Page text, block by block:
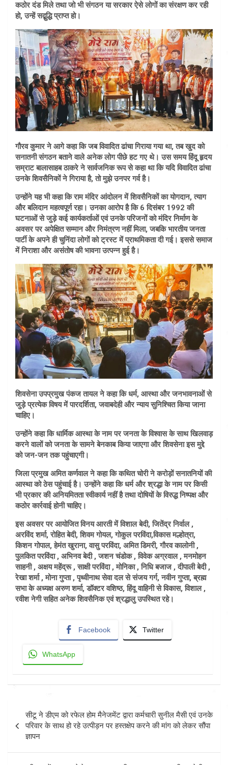
कठोर दंड मिले तथा जो भी संगठन या सरकार ऐसे लोगों का संरक्षण कर रही
हो, उन्हें सद्बुद्धि प्राप्त हो।
गौरव कुमार ने आगे कहा कि जब विवादित ढांचा गिराया गया था, तब खुद को
सनातनी संगठन बताने वाले अनेक लोग पीछे हट गए थे। उस समय हिंदू हृदय
सम्राट बालासाहब ठाकरे ने सार्वजनिक रूप से कहा था कि यदि विवादित ढांचा
उनके शिवसैनिकों ने गिराया है, तो मुझे उनपर गर्व है।
उन्होंने यह भी कहा कि राम मंदिर आंदोलन में शिवसैनिकों का योगदान, त्याग
और बलिदान महत्वपूर्ण रहा। उनका आरोप है कि 6 दिसंबर 1992 की
घटनाओं से जुड़े कई कार्यकर्ताओं एवं उनके परिजनों को मंदिर निर्माण के
अवसर पर अपेक्षित सम्मान और निमंत्रण नहीं मिला, जबकि भारतीय जनता
पार्टी के अपने ही चुनिंदा लोगों को ट्रस्ट में प्राथमिकता दी गई। इससे समाज
में निराशा और असंतोष की भावना उत्पन्न हुई है।
शिवसेना उपप्रमुख पंकज तायल ने कहा कि धर्म, आस्था और जनभावनाओं से
जुड़े प्रत्येक विषय में पारदर्शिता, जवाबदेही और न्याय सुनिश्चित किया जाना
चाहिए।
उन्होंने कहा कि धार्मिक आस्था के नाम पर जनता के विश्वास के साथ खिलवाड़
करने वालों को जनता के सामने बेनकाब किया जाएगा और शिवसेना इस मुद्दे
को जन-जन तक पहुंचाएगी।
जिला प्रमुख अमित कर्णवाल ने कहा कि कथित चोरी ने करोड़ों सनातनियों की
आस्था को ठेस पहुंचाई है। उन्होंने कहा कि धर्म और श्रद्धा के नाम पर किसी
भी प्रकार की अनियमितता स्वीकार्य नहीं है तथा दोषियों के विरुद्ध निष्पक्ष और
कठोर कार्रवाई होनी चाहिए।
इस अवसर पर आयोजित विनय आरती में विशाल बेदी, जितेंद्र निर्वाल ,
अरविंद शर्मा, रोहित बेदी, शिवम गोयल, गोकुल परविंदा,विकास मल्होत्रा,
किशन गोपाल, हेमंत खुराना, वासु परविंदा, अमित डिमरी, गौरव कालोनी ,
पुलकित परविंदा , अभिनव बेदी , जशन चंडोक , विवेक अग्रवाल , मनमोहन
साहनी , अक्षय महेंद्रू , साक्षी परविंदा , मोनिका , निधि बजाज , दीपाली बेदी ,
रेखा शर्मा , मोना गुप्ता , पृथ्वीनाथ सेवा दल से संजय गर्ग, नवीन गुप्ता, ब्रह्म
सभा के अध्यक्ष अरुण शर्मा, डॉक्टर वशिष्ठ, हिंदू वाहिनी से विकास, विशाल ,
रवीश नेगी सहित अनेक शिवसैनिक एवं श्रद्धालु उपस्थित रहे।
Facebook Twitter
WhatsApp
Post
navigation
सीटू ने डीएम को रफेल होम मैनेजमेंट द्वारा कर्मचारी सुनील मैसी एवं उनके
परिवार के साथ हो रहे उत्पीड़न पर हस्तक्षेप करने की मांग को लेकर सौंपा
ज्ञापन